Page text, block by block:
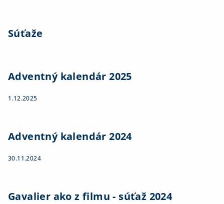
Súťaže
Adventný kalendár 2025
1.12.2025
Adventný kalendár 2024
30.11.2024
Gavalier ako z filmu - súťaž 2024